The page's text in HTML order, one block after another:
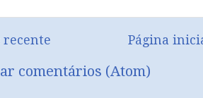
recente Página
comentários (Atom)